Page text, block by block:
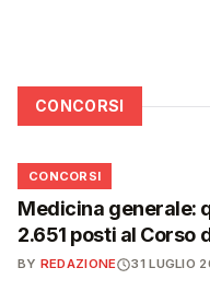
CONCORSI
📋
CONCORSI
Medicina generale:
2.651 posti al
BY REDAZIONE 31 LUGLIO